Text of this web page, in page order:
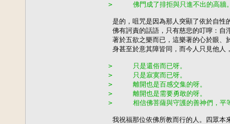
>     佛門成了排拒與只進不出的高牆
是的，咀咒是因為那人突顯了依於自性
佛有訶責的話語，只有慈悲的叮嚀：自
著於五欲之樂而已，這樂著的心於眼、
身甚至於意其障皆同，而今人只見他人
>     只是還俗而已呀。
>     只是寂寞而已呀。
>     離開也是百感交集的呀。
>     離開也是需要勇敢的呀。
>     相信佛菩薩與守護的善神們，平
我祝福那位依佛所教而行的人。四眾本